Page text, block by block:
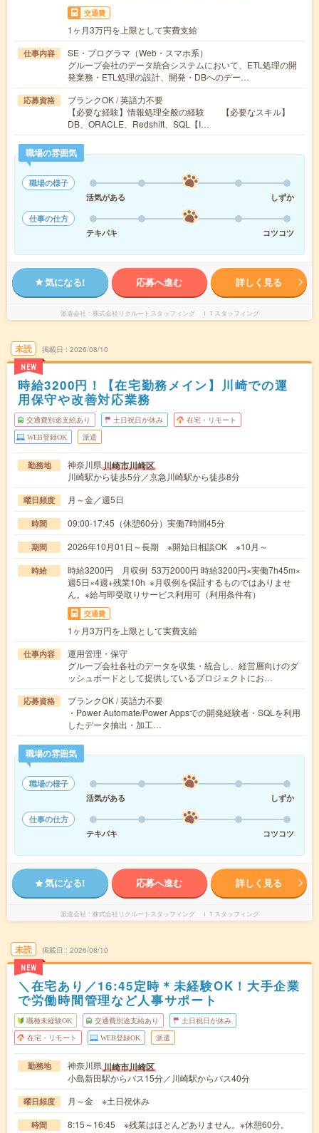
交通費
1ヶ月3万円を上限として実費支給
仕事内容
SE・プログラマ（Web・スマホ系）
グループ会社のデータ統合システムにおいて、ETL処理の開
発業務・ETL処理の設計、開発・DBへのデー…
応募資格
ブランクOK / 英語力不要
【必要な経験】情報処理全般の経験 【必要なスキル】
DB、ORACLE、Redshift、SQL【I…
職場の雰囲気
職場の様子
活気がある
しずか
仕事の仕方
テキパキ
コツコツ
気になる! 応募へ進む 詳しく見る
派遣会社 株式会社リクルートスタッフィング ＩＴスタッフィング
未読
NEW
掲載日 2026/08/10
時給3200円！【在宅勤務メイン】川崎での運
用保守や改善対応業務
交通費別途支給あり 土日祝日が休み 在宅・リモート
WEB登録OK 派遣
勤務地 神奈川県川崎市川崎区
川崎駅から徒歩5分／京急川崎駅から徒歩8分
曜日頻度 月～金／週5日
時間 09:00-17:45（休憩60分）実働7時間45分
期間 2026年10月01日～長期 ※開始日相談OK ※10月～
時給
時給3200円 月収例 53万2000円 時給3200円×実働7h45m×
週5日×4週+残業10h ※月収例を保証するものではありませ
ん。※給与即受取りサービス利用可（利用条件有）
交通費
1ヶ月3万円を上限として実費支給
仕事内容
運用管理・保守
グループ会社各社のデータを収集・統合し、経営層向けのダ
ッシュボードとして提供しているプロジェクトにお…
応募資格
ブランクOK / 英語力不要
・Power Automate/Power Appsでの開発経験者・SQLを利用
したデータ抽出・加工…
職場の雰囲気
職場の様子
活気がある
しずか
仕事の仕方
テキパキ
コツコツ
気になる! 応募へ進む 詳しく見る
派遣会社 株式会社リクルートスタッフィング ＩＴスタッフィング
未読
NEW
掲載日 2026/08/10
＼在宅あり／16:45定時＊未経験OK！大手企業
で労働時間管理など人事サポート
職種未経験OK 交通費別途支給あり 土日祝日が休み
在宅・リモート WEB登録OK 派遣
勤務地 神奈川県川崎市川崎区
小島新田駅からバス15分／川崎駅からバス40分
曜日頻度 月～金 ※土日祝休み
時間 8:15～16:45 ※残業はほとんどありません。※休憩60分。